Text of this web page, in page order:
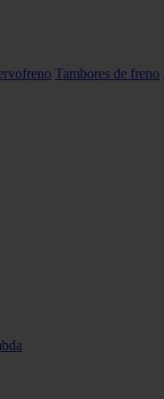
Tambores de freno